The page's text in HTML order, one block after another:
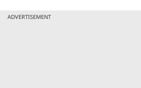
ADVERTISEMENT